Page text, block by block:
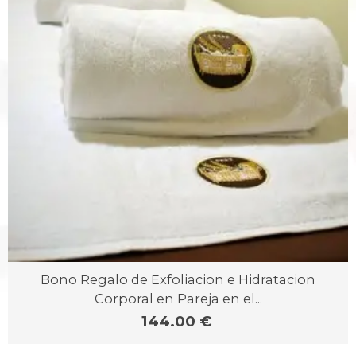
Bono Regalo de Exfoliacion e Hidratacion
Corporal en Pareja en el...
144.00 €